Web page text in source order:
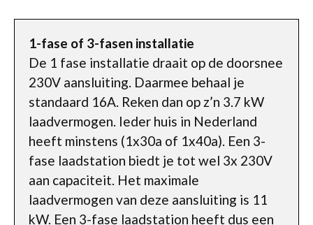
1-fase of 3-fasen installatie
De 1 fase installatie draait op de doorsnee
230V aansluiting. Daarmee behaal je
standaard 16A. Reken dan op z’n 3.7 kW
laadvermogen. Ieder huis in Nederland
heeft minstens (1x30a of 1x40a). Een 3-
fase laadstation biedt je tot wel 3x 230V
aan capaciteit. Het maximale
laadvermogen van deze aansluiting is 11
kW. Een 3-fase laadstation heeft dus een